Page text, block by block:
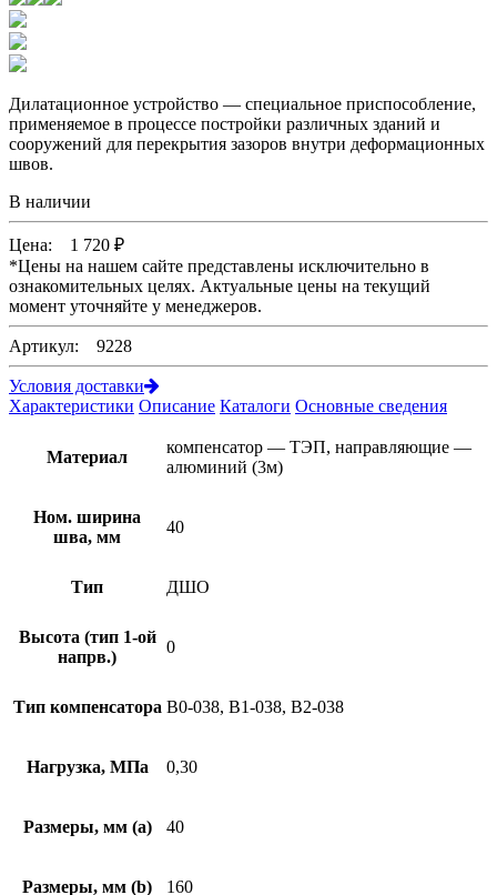
Дилатационное устройство — специальное приспособление,
применяемое в процессе постройки различных зданий и
сооружений для перекрытия зазоров внутри деформационных
швов.
В наличии
Цена: 1 720 ₽
*Цены на нашем сайте представлены исключительно в
ознакомительных целях. Актуальные цены на текущий
момент уточняйте у менеджеров.
Артикул: 9228
Условия доставки
Характеристики Описание Каталоги Основные сведения
Материал
компенсатор — ТЭП, направляющие —
алюминий (3м)
Ном. ширина
шва, мм
40
Тип ДШО
Высота (тип 1-ой
напрв.)
0
Тип компенсатора В0-038, В1-038, В2-038
Нагрузка, МПа 0,30
Размеры, мм (а) 40
Размеры, мм (b) 160